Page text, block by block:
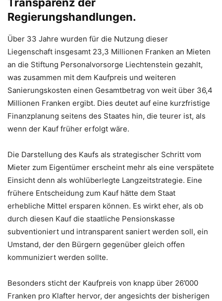
Regierungshandlungen.
Über 33 Jahre wurden für die Nutzung dieser
Liegenschaft insgesamt 23,3 Millionen Franken an Mieten
an die Stiftung Personalvorsorge Liechtenstein gezahlt,
was zusammen mit dem Kaufpreis und weiteren
Sanierungskosten einen Gesamtbetrag von weit über 36,4
Millionen Franken ergibt. Dies deutet auf eine kurzfristige
Finanzplanung seitens des Staates hin, die teurer ist, als
wenn der Kauf früher erfolgt wäre.
Die Darstellung des Kaufs als strategischer Schritt vom
Mieter zum Eigentümer erscheint mehr als eine verspätete
Einsicht denn als wohlüberlegte Langzeitstrategie. Eine
frühere Entscheidung zum Kauf hätte dem Staat
erhebliche Mittel ersparen können. Es wirkt eher, als ob
durch diesen Kauf die staatliche Pensionskasse
subventioniert und intransparent saniert werden soll, ein
Umstand, der den Bürgern gegenüber gleich offen
kommuniziert werden sollte.
Besonders sticht der Kaufpreis von knapp über 26’000
Franken pro Klafter hervor, der angesichts der bisherigen